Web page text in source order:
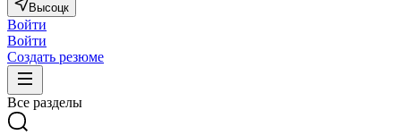
Высоцк
Войти
Войти
Создать резюме
Все разделы